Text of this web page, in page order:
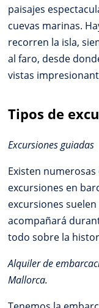
paisajes
cuevas marinas.
recorren la isla,
al faro, desde
vistas
Tipos de
Excursiones guiadas
Existen
excursiones en
excursiones
acompañará
todo sobre la
Alquiler de
Mallorca.